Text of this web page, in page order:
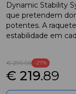
Dynamic Stability
que pretendem
potentes. A
estabilidade em
€ 299.95 -27%
€ 219.89